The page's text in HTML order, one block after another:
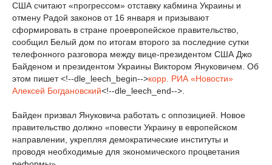
США считают «прогрессом» отставку кабмина Украины и
отмену Радой законов от 16 января и призывают
сформировать в стране проевропейское правительство,
сообщил Белый дом по итогам второго за последние сутки
телефонного разговора между вице-президентом США Джо
Байденом и президентом Украины Виктором Януковичем. Об
этом пишет <!--dle_leech_begin-->корр. РИА «Новости»
Алексей Богдановский<!--dle_leech_end-->.
Байден призвал Януковича работать с оппозицией. Новое
правительство должно «повести Украину в европейском
направлении, укрепляя демократические институты и
проводя необходимые для экономического процветания